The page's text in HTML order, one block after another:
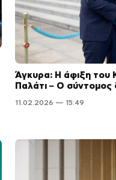
Άγκυρα: Η άφιξη του
Παλάτι – Ο σύντομος
11.02.2026 — 15:49